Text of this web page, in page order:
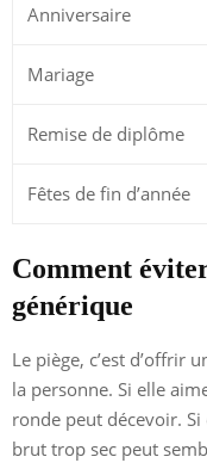
Anniversaire
Mariage
Remise de diplôme
Fêtes de fin d’année
Comment
générique
Le piège, c’est d’offrir
la personne. Si elle
ronde peut décevoir.
brut trop sec peut